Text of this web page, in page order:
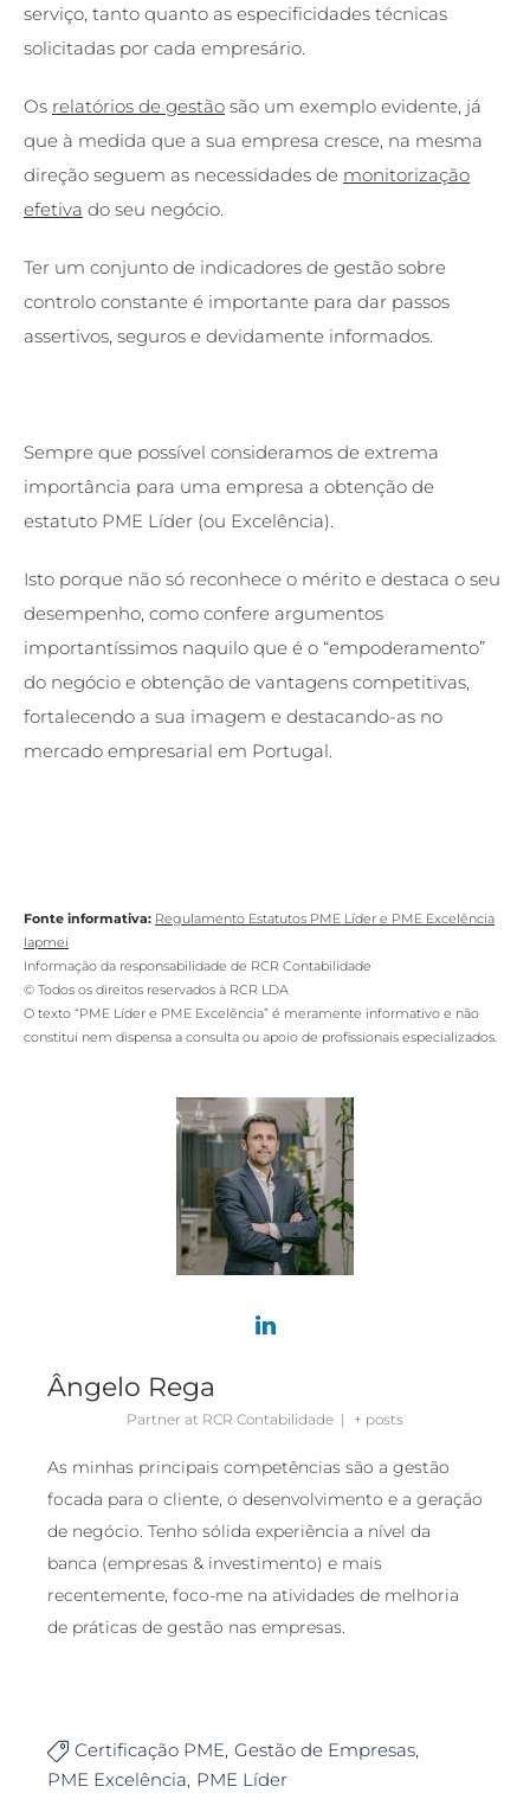
serviço, tanto quanto as especificidades técnicas
solicitadas por cada empresário.
Os relatórios de gestão são um exemplo evidente, já
que à medida que a sua empresa cresce, na mesma
direção seguem as necessidades de monitorização
efetiva do seu negócio.
Ter um conjunto de indicadores de gestão sobre
controlo constante é importante para dar passos
assertivos, seguros e devidamente informados.
Sempre que possível consideramos de extrema
importância para uma empresa a obtenção de
estatuto PME Líder (ou Excelência).
Isto porque não só reconhece o mérito e destaca o seu
desempenho, como confere argumentos
importantíssimos naquilo que é o “empoderamento”
do negócio e obtenção de vantagens competitivas,
fortalecendo a sua imagem e destacando-as no
mercado empresarial em Portugal.
Fonte informativa: Regulamento Estatutos PME Líder e PME Excelência
Iapmei
Informação da responsabilidade de RCR Contabilidade
© Todos os direitos reservados à RCR LDA
O texto “PME Líder e PME Excelência” é meramente informativo e não
constitui nem dispensa a consulta ou apoio de profissionais especializados.
Ângelo Rega
Partner at RCR Contabilidade | + posts
As minhas principais competências são a gestão
focada para o cliente, o desenvolvimento e a geração
de negócio. Tenho sólida experiência a nível da
banca (empresas & investimento) e mais
recentemente, foco-me na atividades de melhoria
de práticas de gestão nas empresas.
 Certificação PME Gestão de Empresas
PME Excelência PME Líder